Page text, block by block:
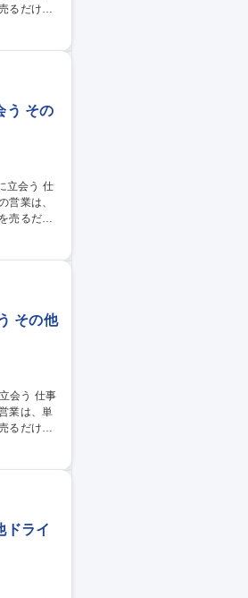
。 お客
う その
営業は、
す。 お
その他
業は、単
。 お客
ドライ